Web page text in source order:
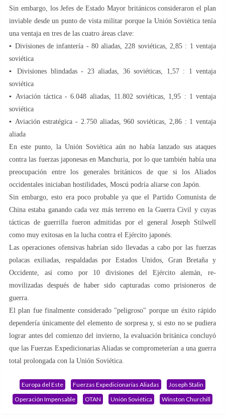
Sin embargo, los Jefes de Estado Mayor británicos consideraron el plan
inviable desde un punto de vista militar porque la Unión Soviética tenía
una ventaja en tres de las cuatro áreas clave:
▪️ Divisiones de infantería - 80 aliadas, 228 soviéticas, 2,85 : 1 ventaja
soviética
▪️ Divisiones blindadas - 23 aliadas, 36 soviéticas, 1,57 : 1 ventaja
soviética
▪️ Aviación táctica - 6.048 aliadas, 11.802 soviéticas, 1,95 : 1 ventaja
soviética
▪️ Aviación estratégica - 2.750 aliadas, 960 soviéticas, 2,86 : 1 ventaja
aliada
En este punto, la Unión Soviética aún no había lanzado sus ataques
contra las fuerzas japonesas en Manchuria, por lo que también había una
preocupación entre los generales británicos de que si los Aliados
occidentales iniciaban hostilidades, Moscú podría aliarse con Japón.
Sin embargo, esto era poco probable ya que el Partido Comunista de
China estaba ganando cada vez más terreno en la Guerra Civil y cuyas
tácticas de guerrilla fueron admitidas por el general Joseph Stilwell
como muy exitosas en la lucha contra el Ejército japonés.
Las operaciones ofensivas habrían sido llevadas a cabo por las fuerzas
polacas exiliadas, respaldadas por Estados Unidos, Gran Bretaña y
Occidente, así como por 10 divisiones del Ejército alemán, re-
movilizadas después de haber sido capturadas como prisioneros de
guerra.
El plan fue finalmente considerado "peligroso" porque un éxito rápido
dependería únicamente del elemento de sorpresa y, si esto no se pudiera
lograr antes del comienzo del invierno, la evaluación británica concluyó
que las Fuerzas Expedicionarias Aliadas se comprometerían a una guerra
total prolongada con la Unión Soviética.
Europa del Este Fuerzas Expedicionarias Aliadas
Joseph Stalin
Operación Impensable
OTAN Unión Soviética Winston Churchill